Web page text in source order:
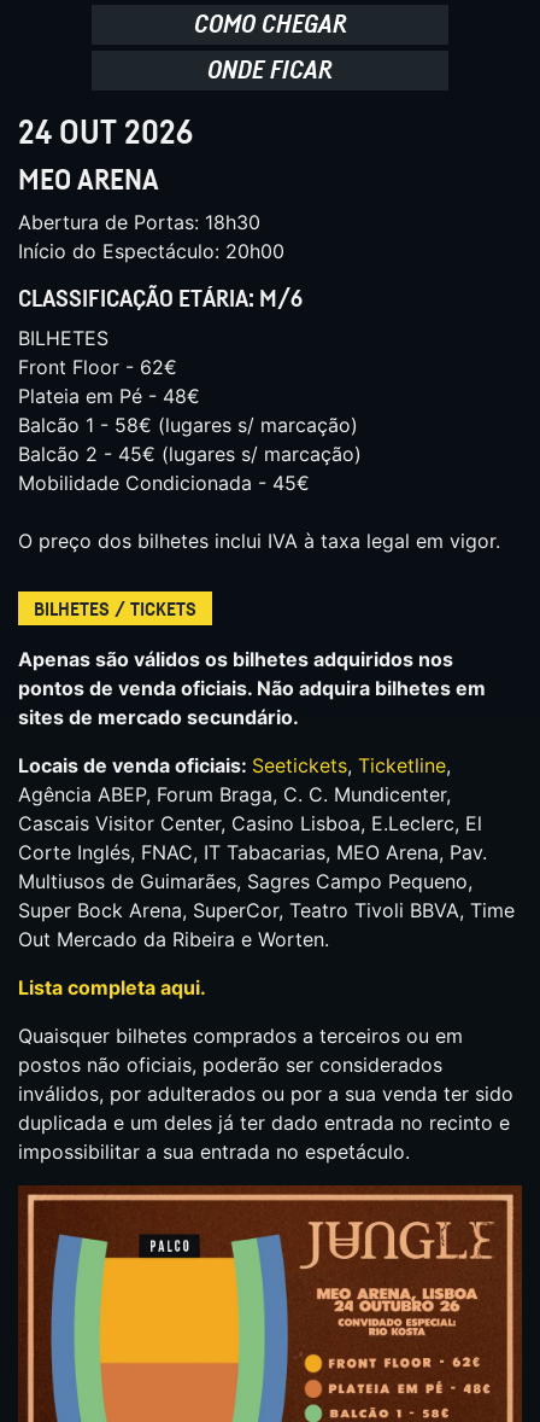
COMO CHEGAR
ONDE FICAR
24 OUT 2026
MEO ARENA
Abertura de Portas: 18h30
Início do Espectáculo: 20h00
CLASSIFICAÇÃO ETÁRIA: M/6
BILHETES
Front Floor - 62€
Plateia em Pé - 48€
Balcão 1 - 58€ (lugares s/ marcação)
Balcão 2 - 45€ (lugares s/ marcação)
Mobilidade Condicionada - 45€
O preço dos bilhetes inclui IVA à taxa legal em vigor.
BILHETES / TICKETS
Apenas são válidos os bilhetes adquiridos nos
pontos de venda oficiais. Não adquira bilhetes em
sites de mercado secundário.
Locais de venda oficiais: Seetickets, Ticketline,
Agência ABEP, Forum Braga, C. C. Mundicenter,
Cascais Visitor Center, Casino Lisboa, E.Leclerc, El
Corte Inglés, FNAC, IT Tabacarias, MEO Arena, Pav.
Multiusos de Guimarães, Sagres Campo Pequeno,
Super Bock Arena, SuperCor, Teatro Tivoli BBVA, Time
Out Mercado da Ribeira e Worten.
Lista completa aqui.
Quaisquer bilhetes comprados a terceiros ou em
postos não oficiais, poderão ser considerados
inválidos, por adulterados ou por a sua venda ter sido
duplicada e um deles já ter dado entrada no recinto e
impossibilitar a sua entrada no espetáculo.